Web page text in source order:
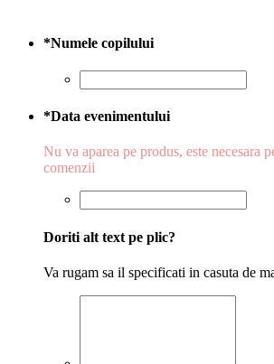
*Numele copilului
*Data evenimentului
Nu va aparea pe produs, este necesara
comenzii
Doriti alt text pe plic?
Va rugam sa il specificati in casuta de